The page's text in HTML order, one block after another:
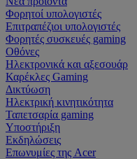
Φορητοί υπολογιστές
Επιτραπέζιοι υπολογιστές
Φορητές συσκευές gaming
Οθόνες
Ηλεκτρονικά και αξεσουάρ
Καρέκλες Gaming
Δικτύωση
Ηλεκτρική κινητικότητα
Ταπετσαρία gaming
Υποστήριξη
Εκδηλώσεις
Επωνυμίες της Acer